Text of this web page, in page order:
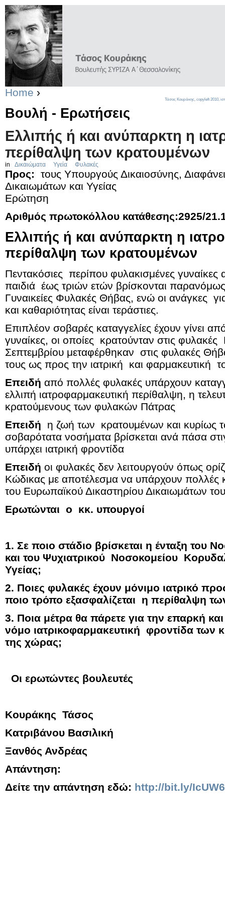
Home ›
Βουλή - Ερωτήσεις
Ελλιπής ή και ανύπαρκτη η
περίθαλψη των κρατουμένων
in Δικαιώματα Υγεία Φυλακές
Προς:
τους Υπουργούς Δικαιοσύνης,
Δικαιωμάτων και Υγείας
Ερώτηση
Αριθμός πρωτοκόλλου κατάθεσης:2925/
Ελλιπής ή και ανύπαρκτη η
περίθαλψη των κρατουμένων
Πεντακόσιες περίπου φυλακισμένες
παιδιά έως τριών ετών βρίσκονται παρανόμως
Γυναικείες Φυλακές Θήβας, ενώ οι ανάγκες
και καθαριότητας είναι τεράστιες.
Επιπλέον σοβαρές καταγγελίες έχουν γίνει
γυναίκες, οι οποίες κρατούνταν στις
Σεπτεμβρίου μεταφέρθηκαν στις φυλακές
τους ως προς την ιατρική και φαρμακευτική
Επειδή από πολλές φυλακές υπάρχουν
ελλιπή ιατροφαρμακευτική περίθαλψη, η
κρατούμενους των φυλακών Πάτρας
Επειδή η ζωή των κρατουμένων και
σοβαρότατα νοσήματα βρίσκεται ανά πάσα
υπάρχει ιατρική φροντίδα
Επειδή οι φυλακές δεν λειτουργούν όπως
Κώδικας με αποτέλεσμα να υπάρχουν πολλές
του Ευρωπαϊκού Δικαστηρίου Δικαιωμάτων
Ερωτώνται ο κκ. υπουργοί
1. Σε ποιο στάδιο βρίσκεται η ένταξη του
και του Ψυχιατρικού Νοσοκομείου
Υγείας;
2. Ποιες φυλακές έχουν μόνιμο ιατρικό
ποιο τρόπο εξασφαλίζεται η περίθαλψη
3. Ποια μέτρα θα πάρετε για την επαρκή
νόμο ιατρικοφαρμακευτική φροντίδα των
της χώρας;
Οι ερωτώντες βουλευτές
Κουράκης Τάσος
Κατριβάνου Βασιλική
Ξανθός Ανδρέας
Απάντηση:
Δείτε την απάντηση εδώ: http://bit.ly/
Τάσος Κουράκης, copyleft 2010,